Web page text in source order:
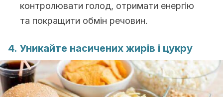
контролювати голод, отримати енергію
та покращити обмін речовин.
4. Уникайте насичених жирів і цукру